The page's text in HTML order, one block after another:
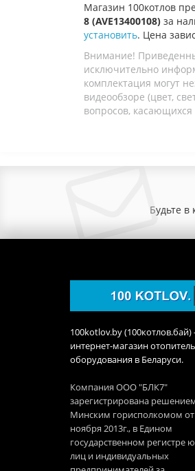
Магазин 100котлов
8 (AVE13400108) за
установить. Цена
Внимание!
исключительно
комплектация могут
видеообзоре (цвет,
вопросов, касающихся
Будьте
100kotlov.by
интернет-магазин
оборудования в Беларуси.
Компания ООО "БЛК7"
зарегистрирована
Минским горисполкомом от
ноября 2013г., в Едином
государственном регистре
лиц и индивидуальных